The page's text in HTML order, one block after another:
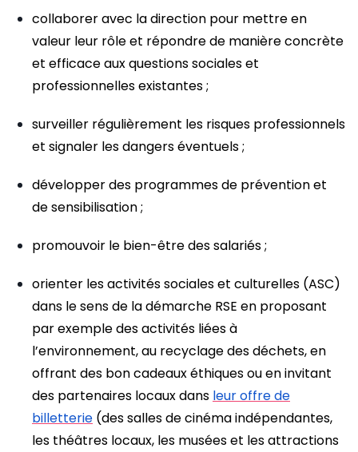
collaborer avec la direction pour mettre en
valeur leur rôle et répondre de manière concrète
et efficace aux questions sociales et
professionnelles existantes ;
surveiller régulièrement les risques professionnels
et signaler les dangers éventuels ;
développer des programmes de prévention et
de sensibilisation ;
promouvoir le bien-être des salariés ;
orienter les activités sociales et culturelles (ASC)
dans le sens de la démarche RSE en proposant
par exemple des activités liées à
l’environnement, au recyclage des déchets, en
offrant des bon cadeaux éthiques ou en invitant
des partenaires locaux dans leur offre de
billetterie (des salles de cinéma indépendantes,
les théâtres locaux, les musées et les attractions